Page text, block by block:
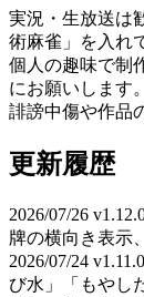
実況・生放送は
術麻雀」を入れ
個人の趣味で制
にお願いします。
誹謗中傷や作品
更新履歴
2026/07/26
牌の横向き表示
2026/07/24
び水」「もやし